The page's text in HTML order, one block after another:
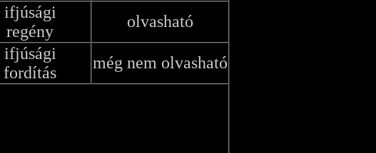
ifjúsági
regény
olvasható
ifjúsági
fordítás
még nem olvasható